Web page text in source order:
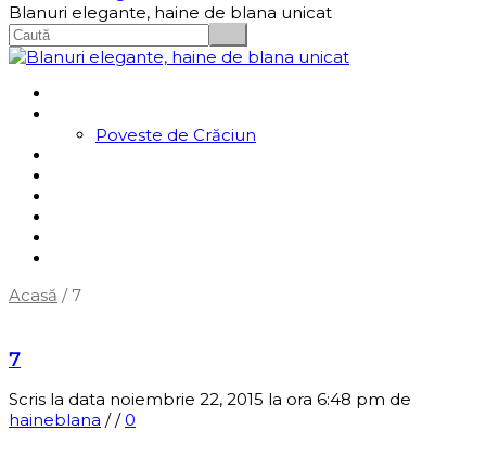
Blanuri elegante, haine de blana unicat
Poveste de Crăciun
Acasă / 7
7
Scris la data noiembrie 22, 2015 la ora 6:48 pm de
haineblana //0